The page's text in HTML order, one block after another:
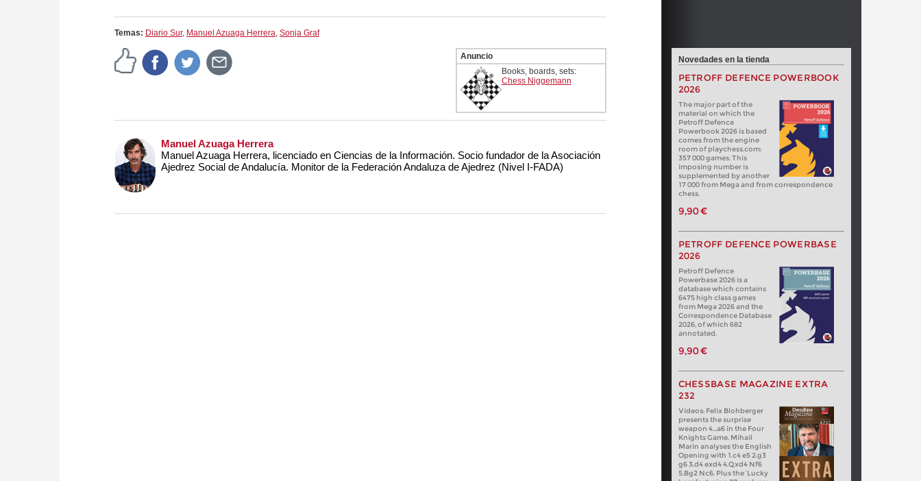
Temas: Diario Sur, Manuel Azuaga Herrera, Sonja Graf
Anuncio
Books, boards, sets:
Chess Niggemann
Manuel Azuaga Herrera
Manuel Azuaga Herrera, licenciado en Ciencias de la Información. Socio fundador de la Asociación
Ajedrez Social de Andalucía. Monitor de la Federación Andaluza de Ajedrez (Nivel I-FADA)
Novedades en la tienda
PETROFF DEFENCE POWERBOOK
2026
The major part of the
material on which the
Petroff Defence
Powerbook 2026 is based
comes from the engine
room of playchess.com:
357 000 games. This
imposing number is
supplemented by another
17 000 from Mega and from correspondence
chess.
9,90 €
PETROFF DEFENCE POWERBASE
2026
Petroff Defence
Powerbase 2026 is a
database which contains
6475 high class games
from Mega 2026 and the
Correspondence Database
2026, of which 682
annotated.
9,90 €
CHESSBASE MAGAZINE EXTRA
232
Videos: Felix Blohberger
presents the surprise
weapon 4…a6 in the Four
Knights Game. Mihail
Marin analyses the English
Opening with 1.c4 e5 2.g3
g6 3.d4 exd4 4.Qxd4 Nf6
5.Bg2 Nc6. Plus the ‘Lucky